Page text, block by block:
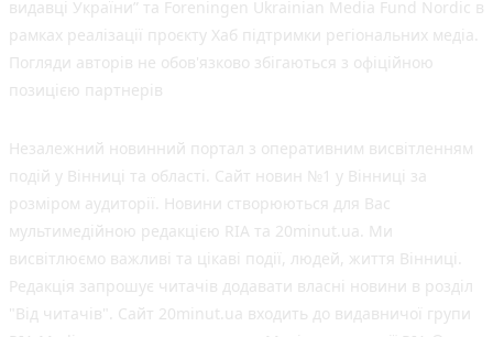
видавці України” та Foreningen Ukrainian Media Fund Nordic в
рамках реалізації проєкту Хаб підтримки регіональних медіа.
Погляди авторів не обов'язково збігаються з офіційною
позицією партнерів
Незалежний новинний портал з оперативним висвітленням
подій у Вінниці та області. Сайт новин №1 у Вінниці за
розміром аудиторії. Новини створюються для Вас
мультимедійною редакцією RIA та 20minut.ua. Ми
висвітлюємо важливі та цікаві події, людей, життя Вінниці.
Редакція запрошує читачів додавати власні новини в розділ
"Від читачів". Сайт 20minut.ua входить до видавничої групи